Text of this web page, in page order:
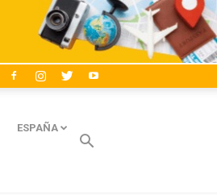
ESPAÑA